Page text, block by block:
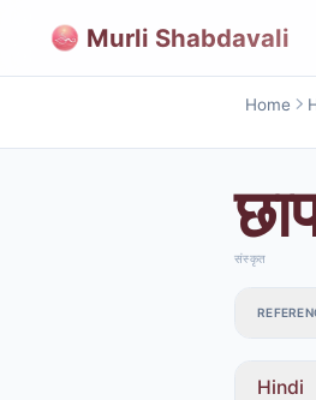
Murli Shabdavali
Home
संस्कृत
Hindi